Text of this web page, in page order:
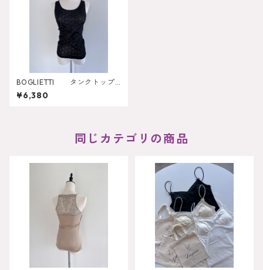
BOGLIETTI タンクトップ
（FRB818）
¥6,380
同じカテゴリの商品